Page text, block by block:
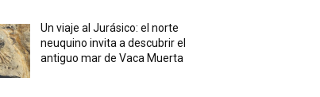
Un viaje al Jurásico: el norte
neuquino invita a descubrir el
antiguo mar de Vaca Muerta